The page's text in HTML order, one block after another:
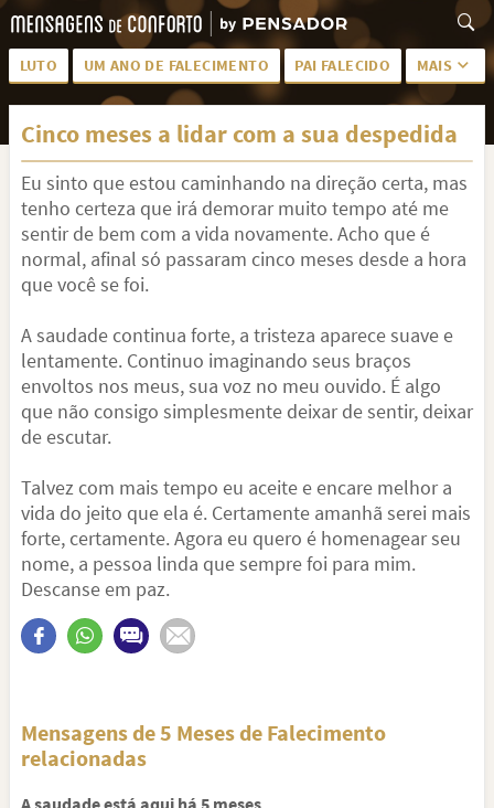
LUTO UM ANO DE FALECIMENTO PAI FALECIDO MAIS
LUTO PARA AMIGA PALAVRAS
PÊSAMES
PÊSAMES PARA AMIGA DESCANSE EM PAZ
MEUS SENTIMENTOS PÊSAMES PARA AMIGO
FRASES DE LUTO PARA AMIGO FIM DE NAMORO
Cinco meses a lidar com a sua despedida
Eu sinto que estou caminhando na direção certa, mas
tenho certeza que irá demorar muito tempo até me
sentir de bem com a vida novamente. Acho que é
normal, afinal só passaram cinco meses desde a hora
que você se foi.
A saudade continua forte, a tristeza aparece suave e
lentamente. Continuo imaginando seus braços
envoltos nos meus, sua voz no meu ouvido. É algo
que não consigo simplesmente deixar de sentir, deixar
de escutar.
Talvez com mais tempo eu aceite e encare melhor a
vida do jeito que ela é. Certamente amanhã serei mais
forte, certamente. Agora eu quero é homenagear seu
nome, a pessoa linda que sempre foi para mim.
Descanse em paz.
Mensagens de 5 Meses de Falecimento
relacionadas
A saudade está aqui há 5 meses